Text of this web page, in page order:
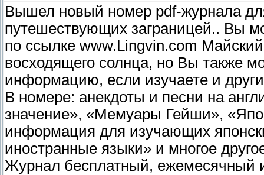
Вышел новый номер pdf-журнала
путешествующих заграницей.. Вы
по ссылке www.Lingvin.com
восходящего солнца, но Вы также
информацию, если изучаете и
В номере: анекдоты и песни на
значение», «Мемуары Гейши»,
информация для изучающих
иностранные языки» и многое
Журнал бесплатный, ежемесячный